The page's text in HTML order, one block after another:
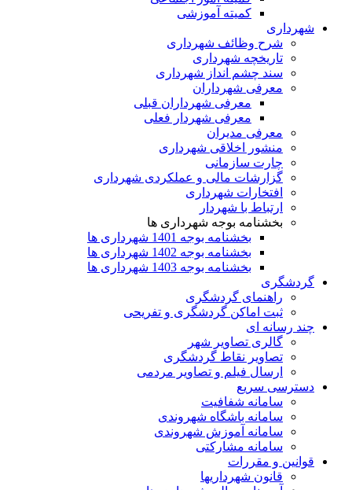
کمیته آموزشی
شهرداری
شرح وظائف شهرداری
تاریخچه شهرداری
سند چشم انداز شهرداری
معرفی شهرداران
معرفی شهرداران قبلی
معرفی شهردار فعلی
معرفی مدیران
منشور اخلاقی شهرداری
چارت سازمانی
گزارشات مالی و عملکردی شهرداری
افتخارات شهرداری
ارتباط با شهردار
بخشنامه بوجه شهرداری ها
بخشنامه بوجه 1401 شهرداری ها
بخشنامه بوجه 1402 شهرداری ها
بخشنامه بوجه 1403 شهرداری ها
گردشگری
راهنمای گردشگری
ثبت اماکن گردشگری و تفریحی
چند رسانه ای
گالری تصاویر شهر
تصاویر نقاط گردشگری
ارسال فیلم و تصاویر مردمی
دسترسی سریع
سامانه شفافیت
سامانه باشگاه شهروندی
سامانه آموزش شهروندی
سامانه مشارکتی
قوانین و مقررات
قانون شهرداریها